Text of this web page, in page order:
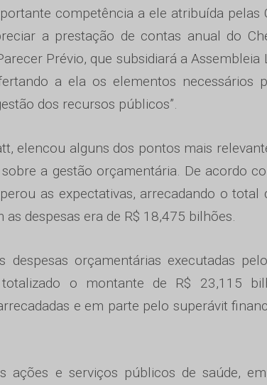
competência a ele atribuída pelas
a prestação de contas anual do
Prévio, que subsidiará a Assembleia
a ela os elementos necessários
dos recursos públicos”.
elencou alguns dos pontos mais
a gestão orçamentária. De acordo
as expectativas, arrecadando o total
despesas era de R$ 18,475 bilhões.
orçamentárias executadas
o montante de R$ 23,115
e em parte pelo superávit
ações e serviços públicos de saúde,